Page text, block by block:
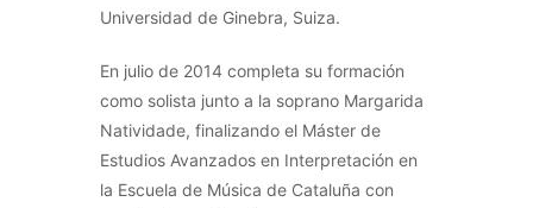
Universidad de Ginebra, Suiza.
En julio de 2014 completa su formación
como solista junto a la soprano Margarida
Natividade, finalizando el Máster de
Estudios Avanzados en Interpretación en
la Escuela de Música de Cataluña con